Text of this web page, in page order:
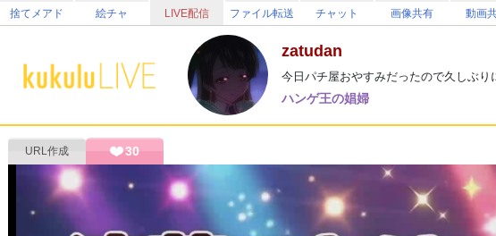
捨てメアド 絵チャ LIVE配信 ファイル転送 チャット 画像共有 動画
zatudan
今日パチ屋おやすみだったので久しぶ
ハンゲ王の娼婦
URL作成 30